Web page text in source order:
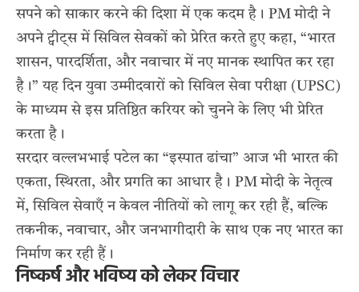
सपने को साकार करने की दिशा में एक कदम है। PM मोदी ने
अपने ट्वीट्स में सिविल सेवकों को प्रेरित करते हुए कहा, “भारत
शासन, पारदर्शिता, और नवाचार में नए मानक स्थापित कर रहा
है।” यह दिन युवा उम्मीदवारों को सिविल सेवा परीक्षा (UPSC)
के माध्यम से इस प्रतिष्ठित करियर को चुनने के लिए भी प्रेरित
करता है।
सरदार वल्लभभाई पटेल का “इस्पात ढांचा” आज भी भारत की
एकता, स्थिरता, और प्रगति का आधार है। PM मोदी के नेतृत्व
में, सिविल सेवाएँ न केवल नीतियों को लागू कर रही हैं, बल्कि
तकनीक, नवाचार, और जनभागीदारी के साथ एक नए भारत का
निर्माण कर रही हैं।
निष्कर्ष और भविष्य को लेकर विचार